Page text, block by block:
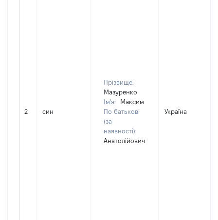
2 син
Прізвище:
Мазуренко
Ім'я:
Максим
По батькові
(за
наявності):
Анатолійович
Україна